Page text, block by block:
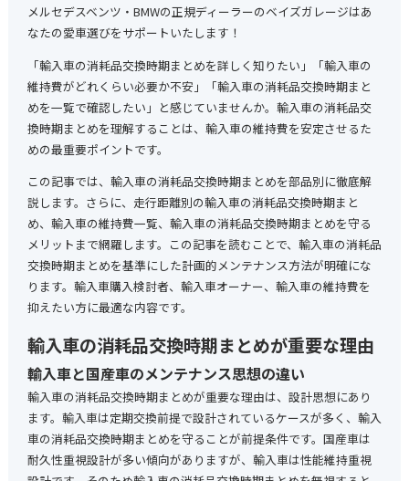
メルセデスベンツ・BMWの正規ディーラーのベイズガレージはあ
なたの愛車選びをサポートいたします！
「輸入車の消耗品交換時期まとめを詳しく知りたい」「輸入車の
維持費がどれくらい必要か不安」「輸入車の消耗品交換時期まと
めを一覧で確認したい」と感じていませんか。輸入車の消耗品交
換時期まとめを理解することは、輸入車の維持費を安定させるた
めの最重要ポイントです。
この記事では、輸入車の消耗品交換時期まとめを部品別に徹底解
説します。さらに、走行距離別の輸入車の消耗品交換時期まと
め、輸入車の維持費一覧、輸入車の消耗品交換時期まとめを守る
メリットまで網羅します。この記事を読むことで、輸入車の消耗品
交換時期まとめを基準にした計画的メンテナンス方法が明確にな
ります。輸入車購入検討者、輸入車オーナー、輸入車の維持費を
抑えたい方に最適な内容です。
輸入車の消耗品交換時期まとめが重要な理由
輸入車と国産車のメンテナンス思想の違い
輸入車の消耗品交換時期まとめが重要な理由は、設計思想にあり
ます。輸入車は定期交換前提で設計されているケースが多く、輸入
車の消耗品交換時期まとめを守ることが前提条件です。国産車は
耐久性重視設計が多い傾向がありますが、輸入車は性能維持重視